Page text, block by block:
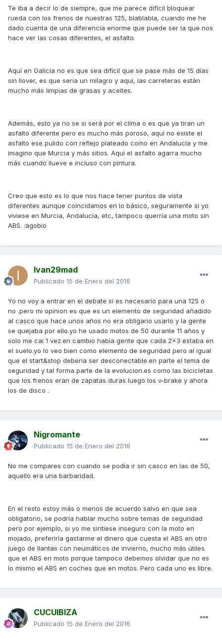
Te iba a decir lo de siempre, que me parece difícil bloquear
rueda con los frenos de nuestras 125, blablabla, cuando me he
dado cuenta de una diferencia enorme que puede ser la que nos
hace ver las cosas diferentes, el asfalto.
Aquí en Galicia no es que sea difícil que se pase más de 15 días
sin llover, es que sería un milagro y aquí, las carreteras están
mucho más limpias de grasas y aceites.
Además, esto ya no se si será por el clima o es que ya tiran un
asfalto diferente pero es mucho más poroso, aquí no existe el
asfalto ese pulido con reflejo plateado como en Andalucía y me
imagino que Murcia y más sitios. Aquí el asfalto agarra mucho
más cuando llueve e incluso con pintura.
Creo que esto es lo que nos hace tener puntos de vista
diferentes aunque coincidamos en lo básico, seguramente si yo
viviese en Murcia, Andalucía, etc, tampoco querría una moto sin
ABS. :agobio
Ivan29mad
Publicado 15 de Enero del 2016
Yo no voy a entrar en el debate si es necesario para una 125 o
no .pero mi opinion es que es un elemento de seguridad añadido
al casco que hace unos años no era obligario usarlo y la gente
se quejaba por ello.yo he usado motos de 50 durante 11 años y
solo me cai 1 vez.en cambio habia gente que cada 2×3 estaba en
el suelo.yo lo veo bien como elemento de seguridad pero al igual
que el start&stop deberia ser desconectable.en parte el tema de
seguridad y tal forma parte de la evolucion.es como las bicicletas
que los frenos eran de zapatas duras luego los v-brake y ahora
los de disco .
Nigromante
Publicado 15 de Enero del 2016
No me compares con cuando se podía ir sin casco en las de 50,
aquello era una barbaridad.
En el resto estoy más o menos de acuerdo salvo en que sea
obligatorio, se podría hablar mucho sobre temas de seguridad
pero por ejemplo, si yo me sintiese inseguro con la moto en
mojado, preferiría gastarme el dinero que cuesta el ABS en otro
juego de llantas con neumáticos de invierno, mucho más útiles
que el ABS en moto porque tampoco debemos olvidar que no es
lo mismo el ABS en coches que en motos. Pero cada uno es libre.
CUCUIBIZA
Publicado 15 de Enero del 2016